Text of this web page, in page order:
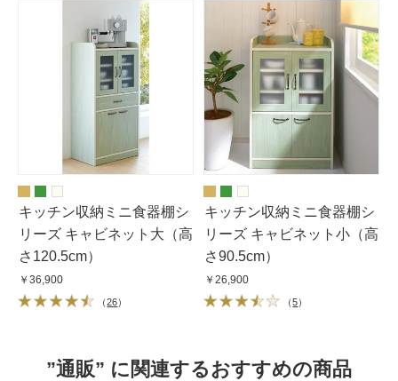
キッチン収納ミニ食器棚シ
リーズ キャビネット大（高
さ120.5cm）
￥36,900
（26）
キッチン収納ミニ食器棚シ
リーズ キャビネット小（高
さ90.5cm）
￥26,900
（5）
”通販” に関連するおすすめの商品